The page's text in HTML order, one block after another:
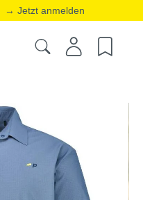
→ Jetzt anmelden